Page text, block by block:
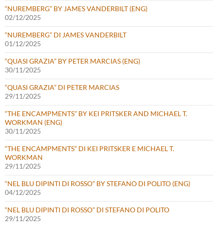
“NUREMBERG” BY JAMES VANDERBILT (ENG)
02/12/2025
“NUREMBERG” DI JAMES VANDERBILT
01/12/2025
“QUASI GRAZIA” BY PETER MARCIAS (ENG)
30/11/2025
“QUASI GRAZIA” DI PETER MARCIAS
29/11/2025
“THE ENCAMPMENTS” BY KEI PRITSKER AND MICHAEL T.
WORKMAN (ENG)
30/11/2025
“THE ENCAMPMENTS” DI KEI PRITSKER E MICHAEL T.
WORKMAN
29/11/2025
“NEL BLU DIPINTI DI ROSSO” BY STEFANO DI POLITO (ENG)
04/12/2025
“NEL BLU DIPINTI DI ROSSO” DI STEFANO DI POLITO
29/11/2025